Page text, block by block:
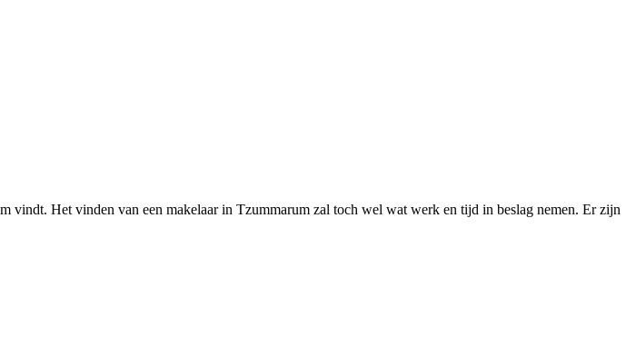
vindt. Het vinden van een makelaar in Tzummarum zal toch wel wat werk en tijd in beslag nemen. Er zijn